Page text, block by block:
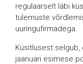
regulaarselt läbi
tulemuste
uuringufirmadega.
Küsitlusest
jaanuari esimese